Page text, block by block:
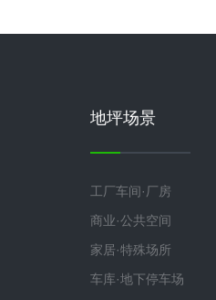
地坪场景
工厂车间·厂房
商业·公共空间
家居·特殊场所
车库·地下停车场